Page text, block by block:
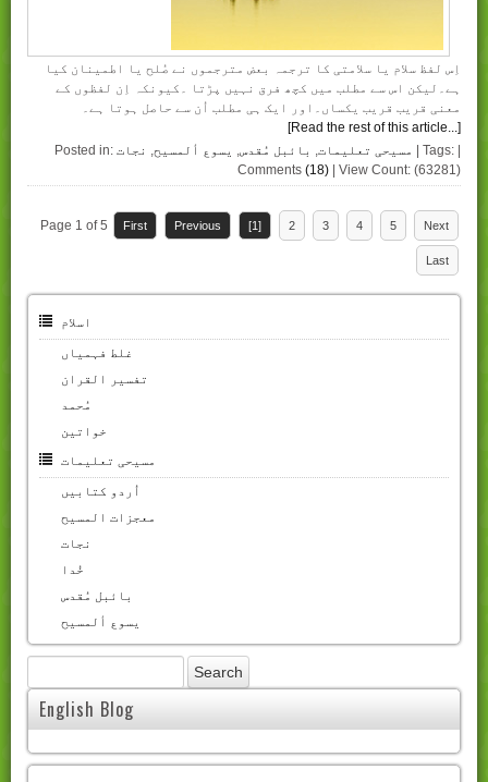
اِس لفظ سلام يا سلامتی کا ترجمہ بعض مترجموں نے صُلح يا اطمينان کيا
ہے۔ليکن اس سے مطلب ميں کچھ فرق نہيں پڑتا ۔کيونکہ اِن لفظوں کے
معنی قريب قريب يکساں۔اور ايک ہی مطلب اُن سے حاصل ہوتا ہے۔
[Read the rest of this article...]
Posted in:
مسیحی تعلیمات, بائبل مُقدس, یسوع ألمسیح, نجات
| Tags: |
Comments (18) | View Count: (63281)
Page 1 of 5 First Previous [1] 2 3 4 5 Next
Last
اسلام
غلط فہمیاں
تفسیر القران
مُحمد
خواتین
مسیحی تعلیمات
اُردو کتابیں
معجزات المسیح
نجات
خُدا
بائبل مُقدس
یسوع ألمسیح
English Blog